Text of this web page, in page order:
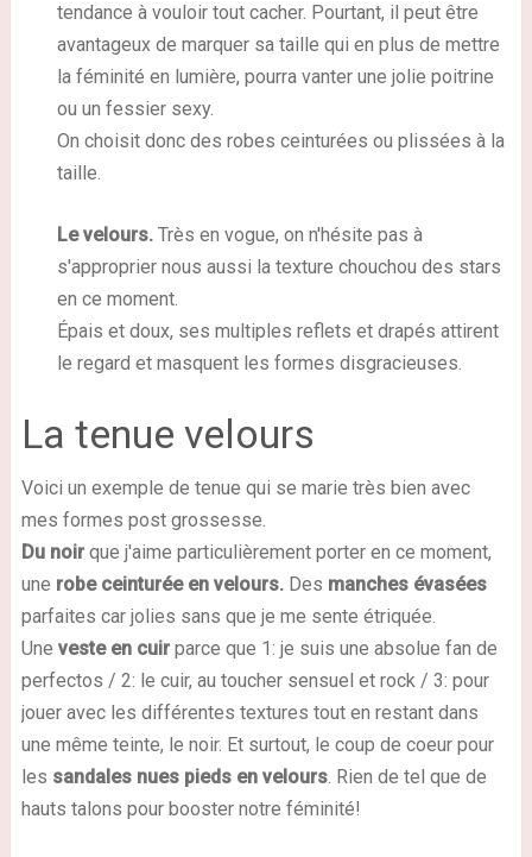
tendance à vouloir tout cacher. Pourtant, il peut être
avantageux de marquer sa taille qui en plus de mettre
la féminité en lumière, pourra vanter une jolie poitrine
ou un fessier sexy.
On choisit donc des robes ceinturées ou plissées à la
taille.
Le velours. Très en vogue, on n'hésite pas à
s'approprier nous aussi la texture chouchou des stars
en ce moment.
Épais et doux, ses multiples reflets et drapés attirent
le regard et masquent les formes disgracieuses.
La tenue velours
Voici un exemple de tenue qui se marie très bien avec
mes formes post grossesse.
Du noirque j'aime particulièrement porter en ce moment,
une robe ceinturée en velours.Des manches évasées
parfaites car jolies sans que je me sente étriquée.
Une veste en cuir parce que 1: je suis une absolue fan de
perfectos / 2: le cuir, au toucher sensuel et rock / 3: pour
jouer avec les différentes textures tout en restant dans
une même teinte, le noir. Et surtout, le coup de coeur pour
les sandales nues pieds en velours. Rien de tel que de
hauts talons pour booster notre féminité!